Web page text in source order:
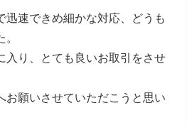
迅速できめ細かな対応、どうも
入り、とても良いお取引をさせ
お願いさせていただこうと思い